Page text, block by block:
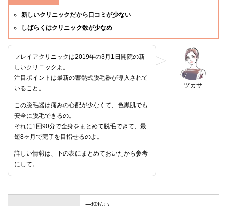
新しいクリニックだから口コミが少ない
しばらくはクリニック数が少なめ
ツカサ
フレイアクリニックは2019年の3月1日開院の新
しいクリニックよ。
注目ポイントは最新の蓄熱式脱毛器が導入されて
いること。
この脱毛器は痛みの心配が少なくて、色黒肌でも
安全に脱毛できるの。
それに1回90分で全身をまとめて脱毛できて、最
短8ヶ月で完了を目指せるのよ。
詳しい情報は、下の表にまとめておいたから参考
にして。